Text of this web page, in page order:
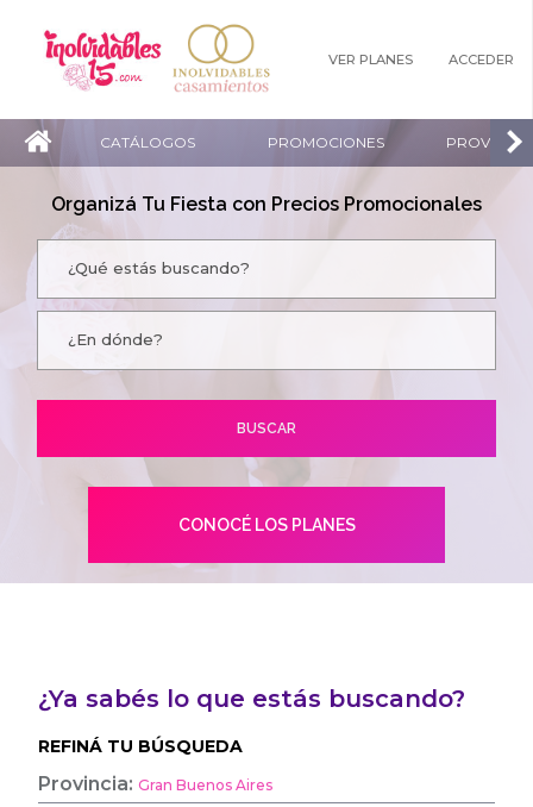
VER PLANES ACCEDER
CATÁLOGOS PROMOCIONES
Organizá Tu Fiesta con Precios Promocionales
CONOCÉ LOS PLANES
¿Ya sabés lo que estás buscando?
REFINÁ TU BÚSQUEDA
Provincia:Gran Buenos Aires